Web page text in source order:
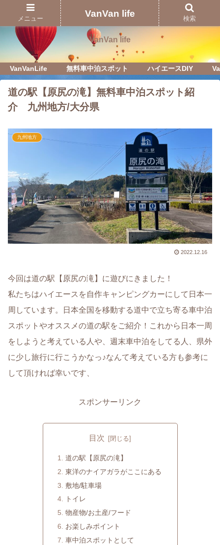
Just another WordPress site
VanVan life
VanVanLife 無料車中泊スポット ハイエースDIY
道の駅【原尻の滝】無料車中泊スポット紹
介 九州地方/大分県
九州地方
2022.12.16
今回は道の駅【原尻の滝】に遊びにきました！
私たちはハイエースを自作キャンピングカーにして日本一
周しています。日本全国を移動する道中で立ち寄る車中泊
スポットやオススメの道の駅をご紹介！これから日本一周
をしようと考えている人や、週末車中泊をしてる人、県外
に少し旅行に行こうかなっ♪なんて考えている方も参考に
して頂ければ幸いです、
スポンサーリンク
目次
道の駅【原尻の滝】
東洋のナイアガラがここにある
敷地/駐車場
トイレ
物産物/お土産/フード
お楽しみポイント
車中泊スポットとして
メニュー VanVan life 検索